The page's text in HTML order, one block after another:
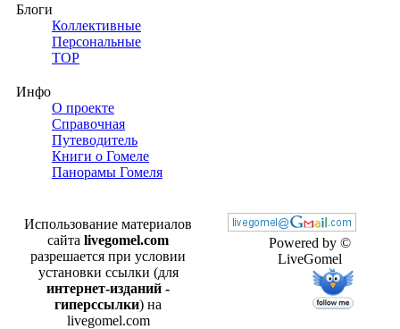
Блоги
Коллективные
Персональные
TOP
Инфо
О проекте
Справочная
Путеводитель
Книги о Гомеле
Панорамы Гомеля
Powered by ©
LiveGomel
Использование материалов
сайта livegomel.com
разрешается при условии
установки ссылки (для
интернет-изданий -
гиперссылки) на
livegomel.com